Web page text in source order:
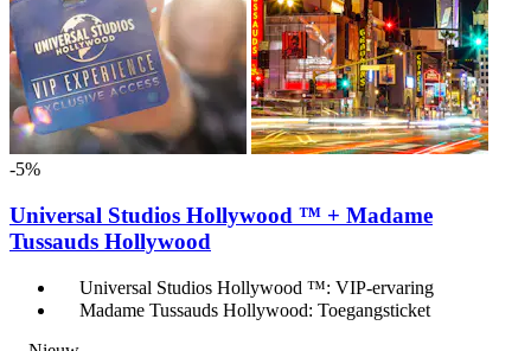
-5%
Universal Studios Hollywood ™ + Madame
Tussauds Hollywood
Universal Studios Hollywood ™: VIP-ervaring
Madame Tussauds Hollywood: Toegangsticket